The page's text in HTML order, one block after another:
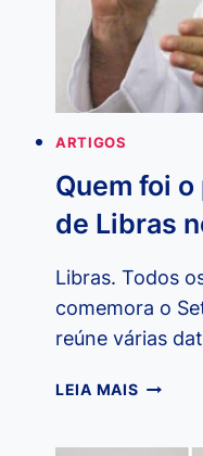
PARA
OS
ARTIGOS
Quem foi
de Libras
Libras. Todos
comemora o
reúne várias
LEIA MAISQUEM